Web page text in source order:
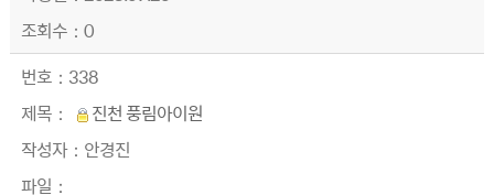
0
338
진천 풍림아이원
안경진